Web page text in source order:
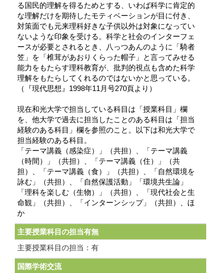
る国民的理解を得るためとする、いわば科学に肯定的
な理解だけを期待したモティベーションが目に付き、
対策面でも元来理科好きな子供以外は対象になってい
ないような印象を受ける。科学と社会のインターフェ
ースが必要とされるとき、八っつあんのように「騎者
笠」を「椎茸があおりくらった帽子」と言ってみせる
能力をもたらす理科教育が、批判的視点も含めた科学
理解をもたらしてくれるのではないかと思っている。
（『現代思想』1998年11月号270頁より）
現在和光大学で担当している科目は「授業科目」欄
を、他大学で過去に担当したことのある科目は「担当
経験のある科目」欄を参照のこと。以下は和光大学で
担当経験のある科目。
「テーマ講義（感染症）」（共担）、「テーマ講義
（時間）」（共担）、「テーマ講義（住）」（共
担）、「テーマ講義（食）」（共担）、「自然環境を
詠む」（共担）、「自然保護活動」「環境共生論」
「理科を楽しむ（生物）」（共担）、「現代社会と生
命観」（共担）、「インターンシップ」（共担）、ほ
か
主要授業科目の担当有無
主要授業科目の担当：有
国際学術交流